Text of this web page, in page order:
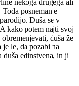
nekoga drugega ali
Toda posnemanje
Duša se v
kako potem najti svoj
duša že
je le, da pozabi na
edinstvena, in ji